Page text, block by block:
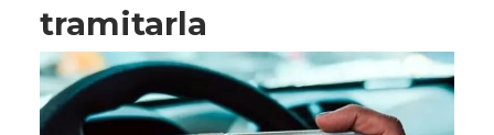
tramitarla